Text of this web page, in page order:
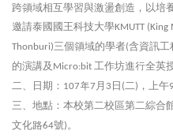
跨領域相互學習與激盪創造，以培
邀請泰國國王科技大學KMUTT
Thonburi)三個領域的學者(含資訊工
的演講及 Micro:bit 工作坊進行全英
二、日期： 107年7 月 3 日 (二) ，上午
三、地點：本校第二校區第二綜合
文化路64號)。